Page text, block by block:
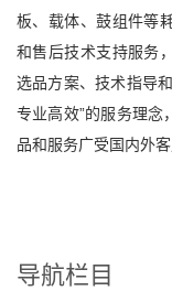
板、载体、鼓组件等
和售后技术支持服务
选品方案、技术指导
专业高效”的服务理念
品和服务广受国内外客
导航栏目